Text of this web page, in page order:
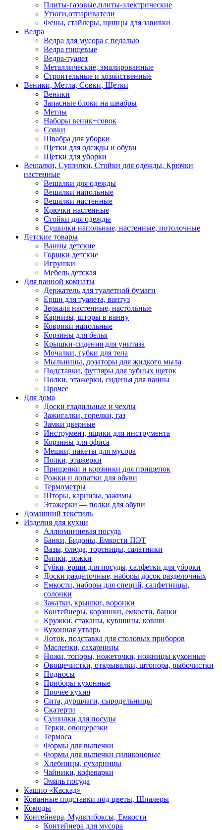
Плиты-газовые,плиты-электрические
Утюги,отпариватели
Фены, стайлеры, щипцы для завивки
Ведра
Ведра для мусора с педалью
Ведра пищевые
Ведра-туалет
Металлические, эмалированные
Строительные и хозяйственные
Веники, Метла, Совки, Щетки
Веники
Запасные блоки на швабры
Метлы
Наборы веник+совок
Совки
Швабра для уборки
Щетки для одежды и обуви
Щетки для уборки
Вешалки, Сушилки, Стойки для одежды, Крючки
настенные
Вешалки для одежды
Вешалки напольные
Вешалки настенные
Крючки настенные
Стойки для одежды
Сушилки напольные, настенные, потолочные
Детские товары
Ванны детские
Горшки детские
Игрушки
Мебель детская
Для ванной комнаты
Держатель для туалетной бумаги
Ерши для туалета, вантуз
Зеркала настенные, настольные
Карнизы, шторы в ванну
Коврики напольные
Корзины для белья
Крышки-сидения для унитаза
Мочалки, губки для тела
Мыльницы, дозаторы для жидкого мыла
Подставки, футляры для зубных щеток
Полки, этажерки, сиденья для ванны
Прочее
Для дома
Доски гладильные и чехлы
Зажигалки, горелки, газ
Замки дверные
Инструмент, ящики для инструмента
Корзины для офиса
Мешки, пакеты для мусора
Полки, этажерки
Прищепки и корзинки для прищепок
Рожки и лопатки для обуви
Термометры
Шторы, карнизы, зажимы
Этажерки — полки для обуви
Домашний текстиль
Изделия для кухни
Аллюминиевая посуда
Банки, Бидоны, Емкости ПЭТ
Вазы, блюда, тортницы, салатники
Вилки, ложки
Губки, ерши для посуды, салфетки для уборки
Доски разделочные, наборы досок разделочных
Емкости, наборы для специй, салфетницы,
солонки
Закатки, крышки, воронки
Контейнеры, корзинки, емкости, банки
Кружки, стаканы, кувшины, ковши
Кухонная утварь
Лоток, подставка для столовых приборов
Масленки, сахарницы
Ножи, топоры, ножеточки, ножницы кухонные
Овощечистки, открывалки, штопора, рыбочистки
Подносы
Приборы кухонные
Прочее кухня
Сита, дуршлаги, сыродельницы
Скатерти
Сушилки для посуды
Терки, овощерезки
Термоса
Формы для выпечки
Формы для выпечки силиконовые
Хлебницы, сухарницы
Чайники, кофеварки
Эмаль посуда
Кашпо «Каскад»
Кованные подставки под цветы, Шпалеры
Комоды
Контейнера, Мультибоксы, Емкости
Контейнера для мусора